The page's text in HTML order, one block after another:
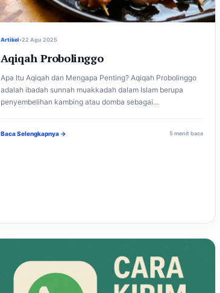
Artikel•22 Agu 2025
Aqiqah Probolinggo
Apa Itu Aqiqah dan Mengapa Penting? Aqiqah Probolinggo
adalah ibadah sunnah muakkadah dalam Islam berupa
penyembelihan kambing atau domba sebagai...
Baca Selengkapnya → 5 menit baca